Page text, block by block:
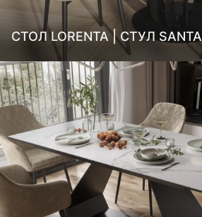
СТОЛ LORENTA | СТУЛ SANTA